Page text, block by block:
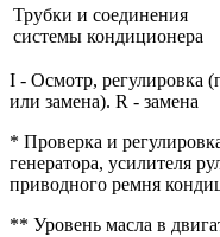
Трубки и соединения
системы кондиционера
I - Осмотр, регулировка
или замена). R - замена
* Проверка и
генератора, усилителя
приводного ремня
** Уровень масла в